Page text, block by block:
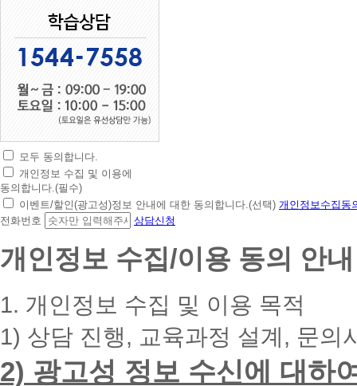
초
간
편
상
담
청
대
폰
입
력
모두 동의합니다.
개인정보 수집 및 이용에
동의합니다.(필수)
이벤트/할인(광고성)정보 안내에 대한 동의합니다.(선택) 개인정보수집동
전화번호
상담신청
개인정보 수집/이용 동의 안내
1. 개인정보 수집 및 이용 목적
1) 상담 진행, 교육과정 설계, 문의
2) 광고성 정보 수신에 대하